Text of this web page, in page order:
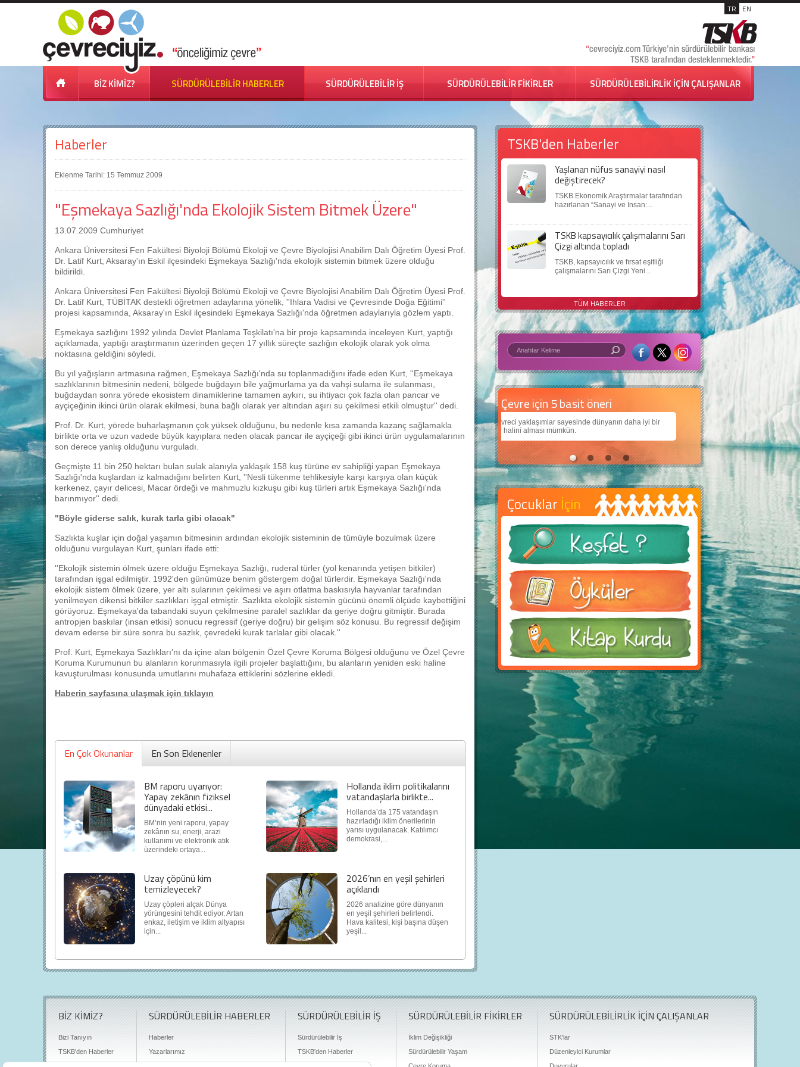
TR EN
BİZ KİMİZ? SÜRDÜRÜLEBİLİR HABERLER SÜRDÜRÜLEBİLİR İŞ SÜRDÜRÜLEBİLİR FİKİRLER SÜRDÜRÜLEBİLİRLİK İÇİN ÇALIŞANLAR
Haberler
Eklenme Tarihi: 15 Temmuz 2009
"Eşmekaya Sazlığı'nda Ekolojik Sistem Bitmek Üzere"
13.07.2009 Cumhuriyet
Ankara Üniversitesi Fen Fakültesi Biyoloji Bölümü Ekoloji ve Çevre Biyolojisi Anabilim Dalı Öğretim Üyesi Prof.
Dr. Latif Kurt, Aksaray'ın Eskil ilçesindeki Eşmekaya Sazlığı'nda ekolojik sistemin bitmek üzere olduğu
bildirildi.
Ankara Üniversitesi Fen Fakültesi Biyoloji Bölümü Ekoloji ve Çevre Biyolojisi Anabilim Dalı Öğretim Üyesi Prof.
Dr. Latif Kurt, TÜBİTAK destekli öğretmen adaylarına yönelik, ''Ihlara Vadisi ve Çevresinde Doğa Eğitimi''
projesi kapsamında, Aksaray'ın Eskil ilçesindeki Eşmekaya Sazlığı'nda öğretmen adaylarıyla gözlem yaptı.
Eşmekaya sazlığını 1992 yılında Devlet Planlama Teşkilatı'na bir proje kapsamında inceleyen Kurt, yaptığı
açıklamada, yaptığı araştırmanın üzerinden geçen 17 yıllık süreçte sazlığın ekolojik olarak yok olma
noktasına geldiğini söyledi.
Bu yıl yağışların artmasına rağmen, Eşmekaya Sazlığı'nda su toplanmadığını ifade eden Kurt, ''Eşmekaya
sazlıklarının bitmesinin nedeni, bölgede buğdayın bile yağmurlama ya da vahşi sulama ile sulanması,
buğdaydan sonra yörede ekosistem dinamiklerine tamamen aykırı, su ihtiyacı çok fazla olan pancar ve
ayçiçeğinin ikinci ürün olarak ekilmesi, buna bağlı olarak yer altından aşırı su çekilmesi etkili olmuştur'' dedi.
Prof. Dr. Kurt, yörede buharlaşmanın çok yüksek olduğunu, bu nedenle kısa zamanda kazanç sağlamakla
birlikte orta ve uzun vadede büyük kayıplara neden olacak pancar ile ayçiçeği gibi ikinci ürün uygulamalarının
son derece yanlış olduğunu vurguladı.
Geçmişte 11 bin 250 hektarı bulan sulak alanıyla yaklaşık 158 kuş türüne ev sahipliği yapan Eşmekaya
Sazlığı'nda kuşlardan iz kalmadığını belirten Kurt, ''Nesli tükenme tehlikesiyle karşı karşıya olan küçük
kerkenez, çayır delicesi, Macar ördeği ve mahmuzlu kızkuşu gibi kuş türleri artık Eşmekaya Sazlığı'nda
barınmıyor'' dedi.
"Böyle giderse salık, kurak tarla gibi olacak"
Sazlıkta kuşlar için doğal yaşamın bitmesinin ardından ekolojik sisteminin de tümüyle bozulmak üzere
olduğunu vurgulayan Kurt, şunları ifade etti:
''Ekolojik sistemin ölmek üzere olduğu Eşmekaya Sazlığı, ruderal türler (yol kenarında yetişen bitkiler)
tarafından işgal edilmiştir. 1992'den günümüze benim göstergem doğal türlerdir. Eşmekaya Sazlığı'nda
ekolojik sistem ölmek üzere, yer altı sularının çekilmesi ve aşırı otlatma baskısıyla hayvanlar tarafından
yenilmeyen dikensi bitkiler sazlıkları işgal etmiştir. Sazlıkta ekolojik sistemin gücünü önemli ölçüde kaybettiğini
görüyoruz. Eşmekaya'da tabandaki suyun çekilmesine paralel sazlıklar da geriye doğru gitmiştir. Burada
antropjen baskılar (insan etkisi) sonucu regressif (geriye doğru) bir gelişim söz konusu. Bu regressif değişim
devam ederse bir süre sonra bu sazlık, çevredeki kurak tarlalar gibi olacak.''
Prof. Kurt, Eşmekaya Sazlıkları'nı da içine alan bölgenin Özel Çevre Koruma Bölgesi olduğunu ve Özel Çevre
Koruma Kurumunun bu alanların korunmasıyla ilgili projeler başlattığını, bu alanların yeniden eski haline
kavuşturulması konusunda umutlarını muhafaza ettiklerini sözlerine ekledi.
Haberin sayfasına ulaşmak için tıklayın
En Çok Okunanlar En Son Eklenenler
BM raporu uyarıyor:
Yapay zekânın fiziksel
dünyadaki etkisi...
BM’nin yeni raporu, yapay
zekânın su, enerji, arazi
kullanımı ve elektronik atık
üzerindeki ortaya...
Hollanda iklim politikalarını
vatandaşlarla birlikte...
Hollanda’da 175 vatandaşın
hazırladığı iklim önerilerinin
yarısı uygulanacak. Katılımcı
demokrasi,...
Uzay çöpünü kim
temizleyecek?
Uzay çöpleri alçak Dünya
yörüngesini tehdit ediyor. Artan
enkaz, iletişim ve iklim altyapısı
için...
2026’nın en yeşil şehirleri
açıklandı
2026 analizine göre dünyanın
en yeşil şehirleri belirlendi.
Hava kalitesi, kişi başına düşen
yeşil...
TSKB'den Haberler
Yaşlanan nüfus sanayiyi nasıl
değiştirecek?
TSKB Ekonomik Araştırmalar tarafından
hazırlanan “Sanayi ve İnsan:...
TSKB kapsayıcılık çalışmalarını Sarı
Çizgi altında topladı
TSKB, kapsayıcılık ve fırsat eşitliği
çalışmalarını Sarı Çizgi Yeni...
TÜM HABERLER
Çevre için 5 basit öneri
Çevreci yaklaşımlar sayesinde dünyanın daha iyi bir
yer halini alması mümkün.
Daha iyi bir dünya için yapay zekâ
Çocuklarımıza daha güzel bir dünya bırakabilmek için
teknolojiden nasıl yararlanırız?
Çocuklar İçin
BİZ KİMİZ?
Bizi Tanıyın
TSKB'den Haberler
SÜRDÜRÜLEBİLİR HABERLER
Haberler
Yazarlarımız
SÜRDÜRÜLEBİLİR İŞ
Sürdürülebilir İş
TSKB'den Haberler
SÜRDÜRÜLEBİLİR FİKİRLER
İklim Değişikliği
Sürdürülebilir Yaşam
SÜRDÜRÜLEBİLİRLİK İÇİN ÇALIŞANLAR
STK'lar
Düzenleyici Kurumlar